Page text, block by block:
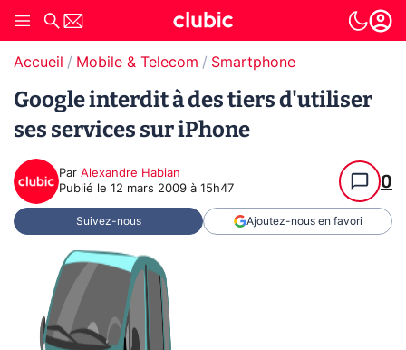
Accueil Mobile & Telecom Smartphone
Google interdit à des tiers d'utiliser
ses services sur iPhone
Par Alexandre Habian
Publié le 12 mars 2009 à 15h47 0
Suivez-nous Ajoutez-nous en favori